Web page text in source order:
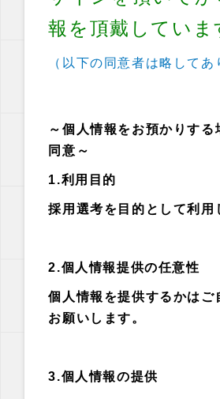
報を頂戴していま
（以下の同意者は略してあ
～個人情報をお預かりする
同意～
1.利用目的
採用選考を目的として利用
2.個人情報提供の任意性
個人情報を提供するかはご
お願いします。
3.個人情報の提供